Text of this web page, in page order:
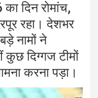
दिन रोमांच,
रहा। देशभर
नामों ने
कुछ दिग्गज टीमों
करना पड़ा।